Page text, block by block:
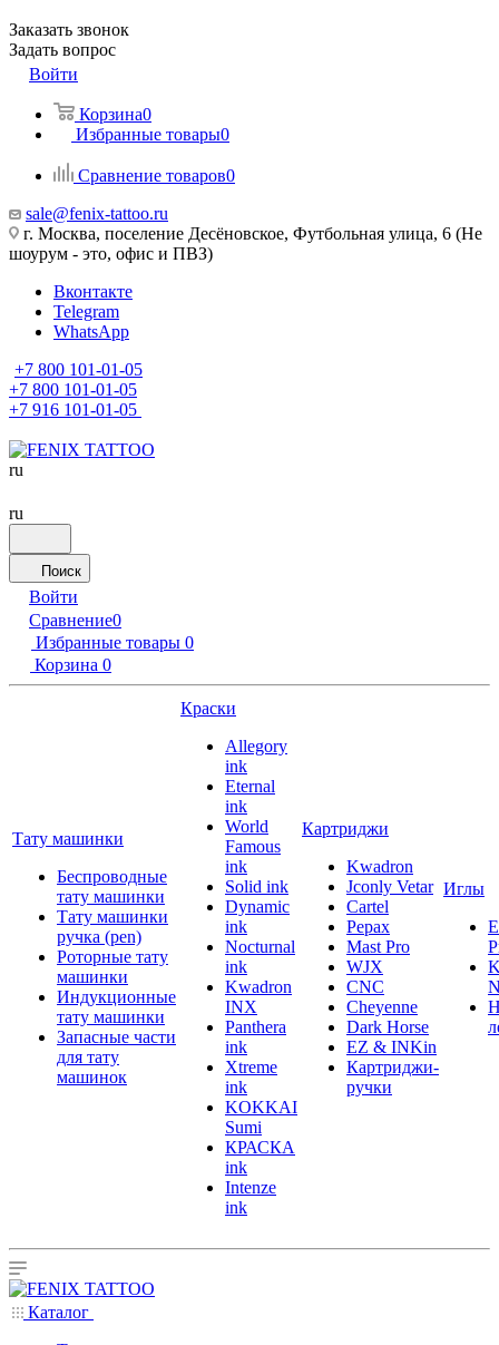
Заказать звонок
Задать вопрос
Войти
Корзина0
Избранные товары0
Сравнение товаров0
sale@fenix-tattoo.ru
г. Москва, поселение Десёновское, Футбольная улица, 6 (Не
шоурум - это, офис и ПВЗ)
Вконтакте
Telegram
WhatsApp
+7 800 101-01-05
+7 800 101-01-05
+7 916 101-01-05
ru
ru
Поиск
Войти
Сравнение0
Избранные товары 0
Корзина 0
Тату машинки
Беспроводные
тату машинки
Тату машинки
ручка (pen)
Роторные тату
машинки
Индукционные
тату машинки
Запасные части
для тату
машинок
Краски
Allegory
ink
Eternal
ink
World
Famous
ink
Solid ink
Dynamic
ink
Nocturnal
ink
Kwadron
INX
Panthera
ink
Xtreme
ink
KOKKAI
Sumi
КРАСКА
ink
Intenze
ink
Картриджи
Kwadron
Jconly Vetar
Cartel
Pepax
Mast Pro
WJX
CNC
Cheyenne
Dark Horse
EZ & INKin
Картриджи-
ручки
Иглы
Каталог